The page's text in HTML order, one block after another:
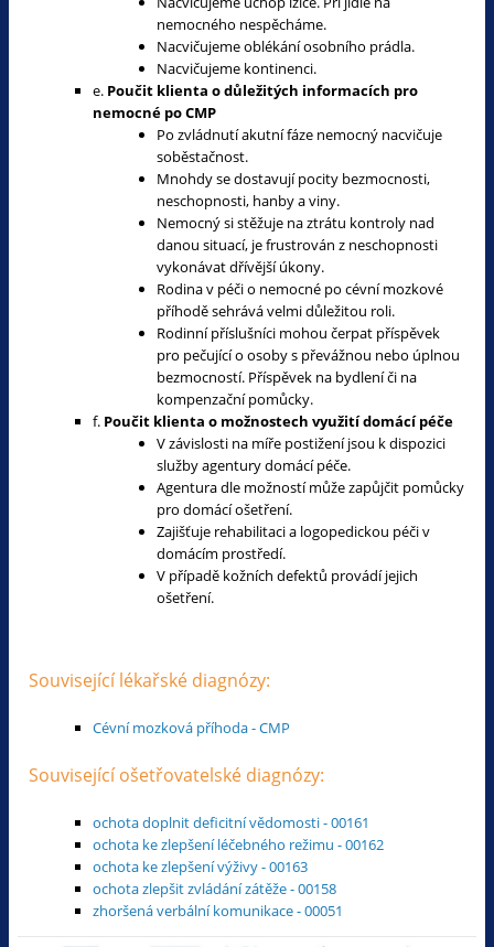
nemocného nespěcháme.
Nacvičujeme oblékání osobního prádla.
Nacvičujeme kontinenci.
e. Poučit klienta o důležitých informacích pro
nemocné po CMP
Po zvládnutí akutní fáze nemocný nacvičuje
soběstačnost.
Mnohdy se dostavují pocity bezmocnosti,
neschopnosti, hanby a viny.
Nemocný si stěžuje na ztrátu kontroly nad
danou situací, je frustrován z neschopnosti
vykonávat dřívější úkony.
Rodina v péči o nemocné po cévní mozkové
příhodě sehrává velmi důležitou roli.
Rodinní příslušníci mohou čerpat příspěvek
pro pečující o osoby s převážnou nebo úplnou
bezmocností. Příspěvek na bydlení či na
kompenzační pomůcky.
f. Poučit klienta o možnostech využití domácí péče
V závislosti na míře postižení jsou k dispozici
služby agentury domácí péče.
Agentura dle možností může zapůjčit pomůcky
pro domácí ošetření.
Zajišťuje rehabilitaci a logopedickou péči v
domácím prostředí.
V případě kožních defektů provádí jejich
ošetření.
Související lékařské diagnózy:
Cévní mozková příhoda - CMP
Související ošetřovatelské diagnózy:
ochota doplnit deficitní vědomosti - 00161
ochota ke zlepšení léčebného režimu - 00162
ochota ke zlepšení výživy - 00163
ochota zlepšit zvládání zátěže - 00158
zhoršená verbální komunikace - 00051